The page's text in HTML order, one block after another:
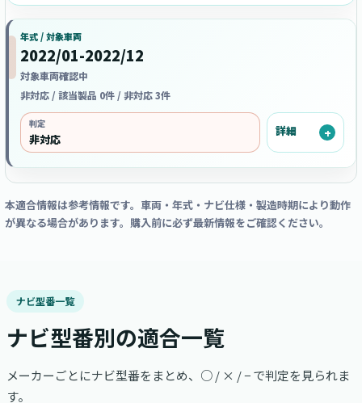
年式 / 対象車両
2022/01-2022/12
対象車両確認中
非対応 / 該当製品 0件 / 非対応 3件
判定
非対応
詳細
本適合情報は参考情報です。車両・年式・ナビ仕様・製造時期により動作
が異なる場合があります。購入前に必ず最新情報をご確認ください。
ナビ型番一覧
ナビ型番別の適合一覧
メーカーごとにナビ型番をまとめ、○ / × / − で判定を見られま
す。